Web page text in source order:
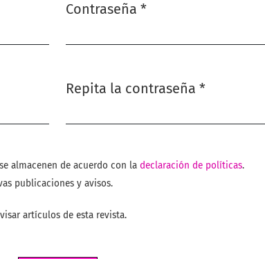
Contraseña *
Repita la contraseña *
almacenen de acuerdo con ladeclaración de políticas.
publicaciones y avisos.
artículos de esta revista.